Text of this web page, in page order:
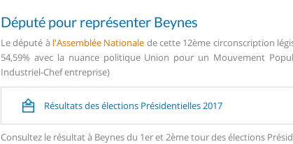
Député pour représenter Beynes
Le député à l'Assemblée Nationale de cette 12ème circonscription
54,59% avec la nuance politique Union pour un Mouvement
Industriel-Chef entreprise)
Résultats des élections Présidentielles 2017
Consultez le résultat à Beynes du 1er et 2ème tour des élections